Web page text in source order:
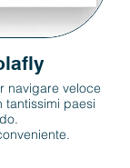
navigare veloce
tantissimi paesi